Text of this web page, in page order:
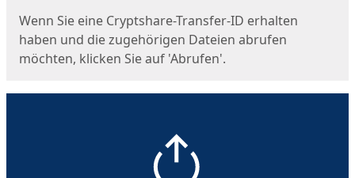
Wenn Sie eine Cryptshare-Transfer-ID erhalten
haben und die zugehörigen Dateien abrufen
möchten, klicken Sie auf 'Abrufen'.